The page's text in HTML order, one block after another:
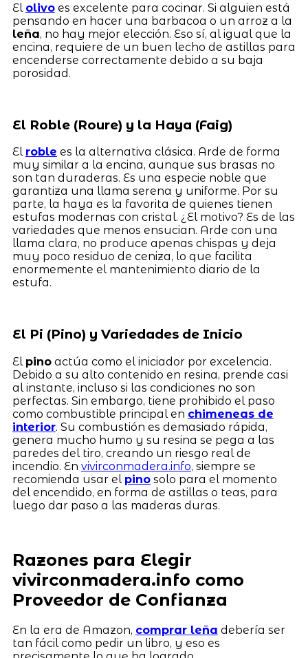
El olivoes excelente para cocinar. Si alguien está
pensando en hacer una barbacoa o un arroz a la
leña, no hay mejor elección. Eso sí, al igual que la
encina, requiere de un buen lecho de astillas para
encenderse correctamente debido a su baja
porosidad.
El Roble (Roure) y la Haya (Faig)
El roble es la alternativa clásica. Arde de forma
muy similar a la encina, aunque sus brasas no
son tan duraderas. Es una especie noble que
garantiza una llama serena y uniforme. Por su
parte, la haya es la favorita de quienes tienen
estufas modernas con cristal. ¿El motivo? Es de las
variedades que menos ensucian. Arde con una
llama clara, no produce apenas chispas y deja
muy poco residuo de ceniza, lo que facilita
enormemente el mantenimiento diario de la
estufa.
El Pi (Pino) y Variedades de Inicio
El pinoactúa como el iniciador por excelencia.
Debido a su alto contenido en resina, prende casi
al instante, incluso si las condiciones no son
perfectas. Sin embargo, tiene prohibido el paso
como combustible principal en chimeneas de
interior. Su combustión es demasiado rápida,
genera mucho humo y su resina se pega a las
paredes del tiro, creando un riesgo real de
incendio. En vivirconmadera.info, siempre se
recomienda usar el pinosolo para el momento
del encendido, en forma de astillas o teas, para
luego dar paso a las maderas duras.
Razones para Elegir
vivirconmadera.info como
Proveedor de Confianza
En la era de Amazon, comprar leña debería ser
tan fácil como pedir un libro, y eso es